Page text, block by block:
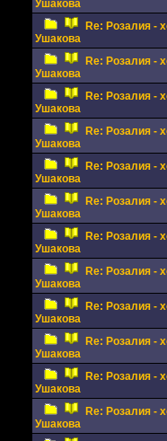
Ушакова
Re: Розалия -
Ушакова
Re: Розалия -
Ушакова
Re: Розалия -
Ушакова
Re: Розалия -
Ушакова
Re: Розалия -
Ушакова
Re: Розалия -
Ушакова
Re: Розалия -
Ушакова
Re: Розалия -
Ушакова
Re: Розалия -
Ушакова
Re: Розалия -
Ушакова
Re: Розалия -
Ушакова
Re: Розалия -
Ушакова